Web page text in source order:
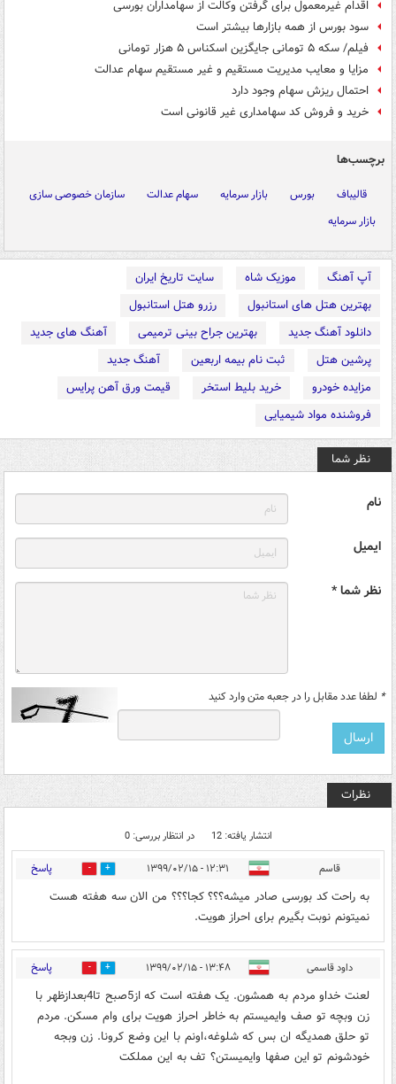
اقدام غیرمعمول برای گرفتن وکالت از سهامداران بورسی
سود بورس از همه بازارها بیشتر است
فیلم/ سکه ۵ تومانی جایگزین اسکناس ۵ هزار تومانی
مزایا و معایب مدیریت مستقیم و غیر مستقیم سهام عدالت
احتمال ریزش سهام وجود دارد
خرید و فروش کد سهامداری غیر قانونی است
برچسب‌ها
قالیباف بورس بازار سرمایه سهام عدالت
سازمان خصوصی سازی
بازار سرمایه
آپ آهنگ موزیک شاه
سایت تاریخ ایران
بهترین هتل های استانبول
رزرو هتل استانبول
دانلود آهنگ جدید
بهترین جراح بینی ترمیمی
آهنگ های جدید
پرشین هتل
ثبت نام بیمه اربعین
آهنگ جدید
مزایده خودرو
خرید بلیط استخر
قیمت ورق آهن پرایس
فروشنده مواد شیمیایی
نظر شما
نام
ایمیل
نظر شما *
* لطفا عدد مقابل را در جعبه متن وارد کنید
نظرات
انتشار یافته: 12 در انتظار بررسی: 0
قاسم ۱۲:۳۱ - ۱۳۹۹/۰۲/۱۵ 2 پاسخ
به راحت کد بورسی صادر میشه؟؟؟ کجا؟؟؟ من الان سه هفته هست
نمیتونم نوبت بگیرم برای احراز هویت.
داود قاسمی ۱۳:۴۸ - ۱۳۹۹/۰۲/۱۵ 2 پاسخ
لعنت خداو مردم به همشون. یک هفته است که از5صبح تا4بعدازظهر با
زن وبچه تو صف وایمیستم به خاطر احراز هویت برای وام مسکن. مردم
تو حلق همدیگه ان بس که شلوغه،اونم با این وضع کرونا. زن وبجه
خودشونم تو این صفها وایمیستن؟ تف به این مملکت